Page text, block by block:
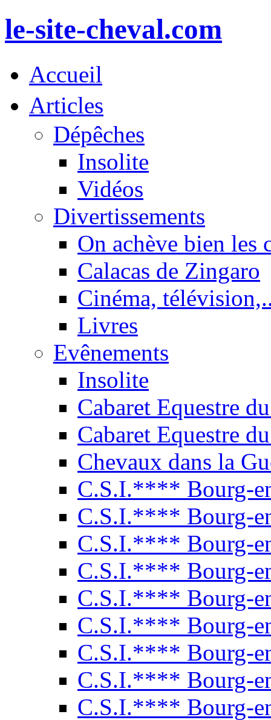
le-site-cheval.com
Accueil
Articles
Dépêches
Insolite
Vidéos
Divertissements
On achève bien les
Calacas de Zingaro
Cinéma,
Livres
Evênements
Insolite
Cabaret Equestre
Cabaret Equestre
Chevaux dans la
C.S.I.**** Bourg-
C.S.I.**** Bourg-
C.S.I.**** Bourg-
C.S.I.**** Bourg-
C.S.I.**** Bourg-
C.S.I.**** Bourg-
C.S.I.**** Bourg-
C.S.I.**** Bourg-
C.S.I.**** Bourg-